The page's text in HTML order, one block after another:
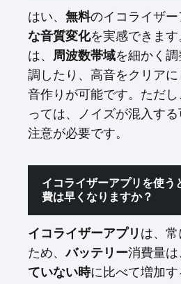
はい、 無料のイコライザ
な音質変化を実感できま
は、 周波数帯域を細かく
調したり、高音をクリア
音作りが可能です。ただ
っては、ノイズが混入す
注意が必要です。
イコライザーアプリを使う
費は早くなりますか？
イコライザーアプリは、
ため、バッテリー消費量
ていない時に比べて増加